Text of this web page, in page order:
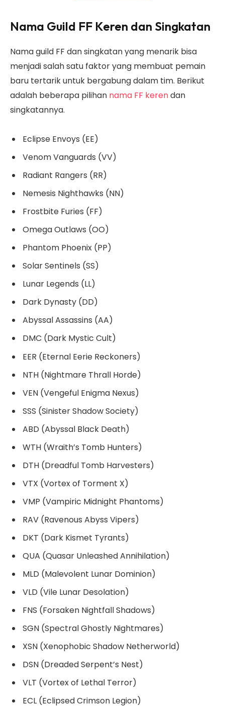
Nama Guild FF Keren dan Singkatan
Nama guild FF dan singkatan yang menarik bisa
menjadi salah satu faktor yang membuat pemain
baru tertarik untuk bergabung dalam tim. Berikut
adalah beberapa pilihan nama FF kerendan
singkatannya.
Eclipse Envoys (EE)
Venom Vanguards (VV)
Radiant Rangers (RR)
Nemesis Nighthawks (NN)
Frostbite Furies (FF)
Omega Outlaws (OO)
Phantom Phoenix (PP)
Solar Sentinels (SS)
Lunar Legends (LL)
Dark Dynasty (DD)
Abyssal Assassins (AA)
DMC (Dark Mystic Cult)
EER (Eternal Eerie Reckoners)
NTH (Nightmare Thrall Horde)
VEN (Vengeful Enigma Nexus)
SSS (Sinister Shadow Society)
ABD (Abyssal Black Death)
WTH (Wraith’s Tomb Hunters)
DTH (Dreadful Tomb Harvesters)
VTX (Vortex of Torment X)
VMP (Vampiric Midnight Phantoms)
RAV (Ravenous Abyss Vipers)
DKT (Dark Kismet Tyrants)
QUA (Quasar Unleashed Annihilation)
MLD (Malevolent Lunar Dominion)
VLD (Vile Lunar Desolation)
FNS (Forsaken Nightfall Shadows)
SGN (Spectral Ghostly Nightmares)
XSN (Xenophobic Shadow Netherworld)
DSN (Dreaded Serpent’s Nest)
VLT (Vortex of Lethal Terror)
ECL (Eclipsed Crimson Legion)